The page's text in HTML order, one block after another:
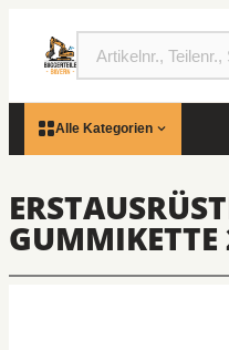
Alle Kategorien